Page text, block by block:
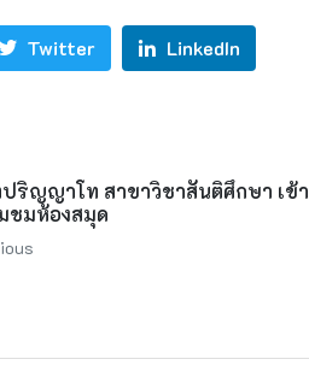
Twitter LinkedIn
ริญญาโท สาขาวิชาสันติศึกษา เข้า
ชมห้องสมุด